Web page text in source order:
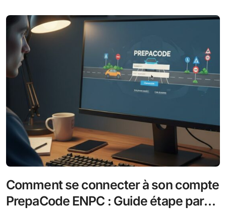
Comment se connecter à son compte
PrepaCode ENPC : Guide étape par